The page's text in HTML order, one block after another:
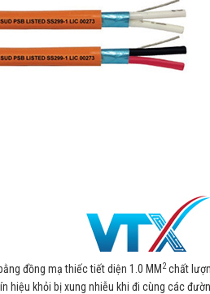
đồng mạ thiếc tiết diện 1.0 MM 2chất
khỏi bị xung nhiễu khi đi cùng các